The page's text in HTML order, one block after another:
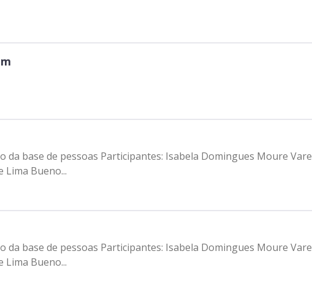
da base de pessoas Participantes: Isabela Domingues Moure
Lima Bueno...
da base de pessoas Participantes: Isabela Domingues Moure
Lima Bueno...